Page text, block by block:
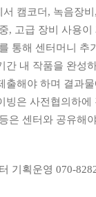
캠코더 , 녹음장비
, 고급 장비 사용
통해 센터머니 추
간 내 작품을 완성
출해야 하며 결과
빙은 사전협의하에
은 센터와 공유해
기획운영 070-